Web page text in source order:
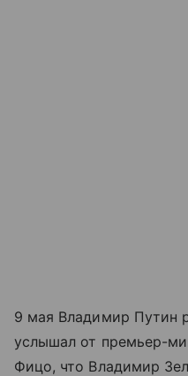
9 мая Владимир Путин
услышал от премьер-
Фицо, что Владимир